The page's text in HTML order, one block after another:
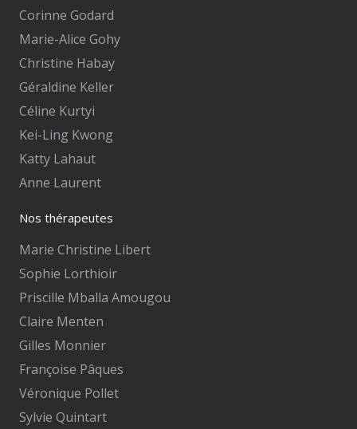
Corinne Godard
Marie-Alice Gohy
Christine Habay
Géraldine Keller
Céline Kurtyi
Kei-Ling Kwong
Katty Lahaut
Anne Laurent
Nos thérapeutes
Marie Christine Libert
Sophie Lorthioir
Priscille Mballa Amougou
Claire Menten
Gilles Monnier
Françoise Pâques
Véronique Pollet
Sylvie Quintart